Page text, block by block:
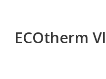
ECOtherm